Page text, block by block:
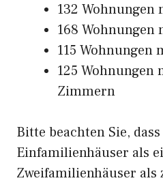
132
168
115
125
Zimmern
Bitte beachten Sie,
Einfamilienhäuser als
Zweifamilienhäuser als